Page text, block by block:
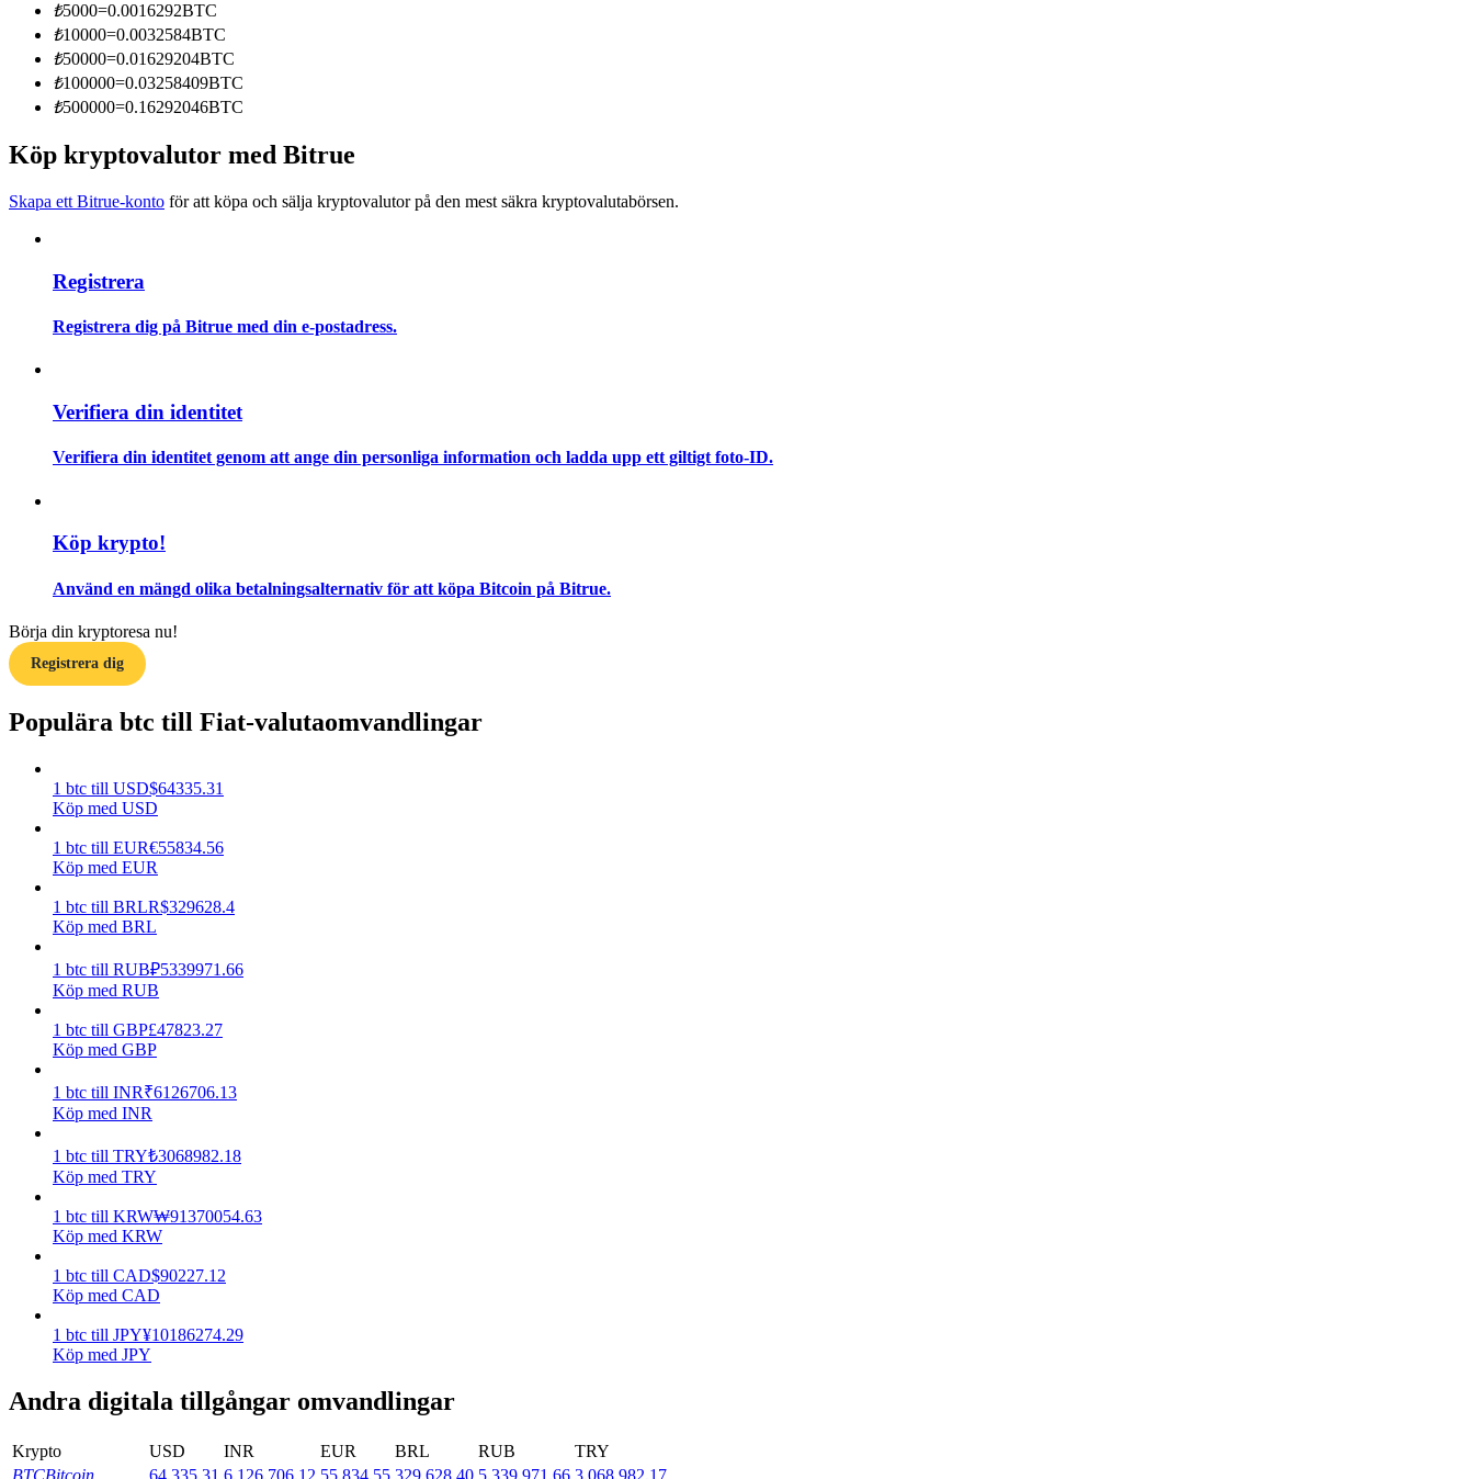
Bli en Copy Trader
Njut av vinstdelning och kopieringshandelsprovisioner
Information
Big data-analys inklusive handelsinformation, etc.
Guide
Futures startguide
Handelsstrategier
Lär dig hur du håller dig lönsam
Tjäna konkurrenskraftiga belöningar dagligen
₺5000=0.0016292BTC
₺10000=0.0032584BTC
₺50000=0.01629204BTC
₺100000=0.03258409BTC
₺500000=0.16292046BTC
Köp kryptovalutor med Bitrue
Skapa ett Bitrue-konto för att köpa och sälja kryptovalutor på den mest säkra kryptovalutabörsen.
Registrera
Registrera dig på Bitrue med din e-postadress.
Verifiera din identitet
Verifiera din identitet genom att ange din personliga information och ladda upp ett giltigt foto-ID.
Köp krypto!
Använd en mängd olika betalningsalternativ för att köpa Bitcoin på Bitrue.
Börja din kryptoresa nu!
Registrera dig
Populära btc till Fiat-valutaomvandlingar
1 btc till USD$64335.31
Köp med USD
1 btc till EUR€55834.56
Köp med EUR
1 btc till BRLR$329628.4
Köp med BRL
1 btc till RUB₽5339971.66
Köp med RUB
1 btc till GBP£47823.27
Köp med GBP
1 btc till INR₹6126706.13
Köp med INR
1 btc till TRY₺3068982.18
Köp med TRY
1 btc till KRW₩91370054.63
Köp med KRW
1 btc till CAD$90227.12
Köp med CAD
1 btc till JPY¥10186274.29
Köp med JPY
Andra digitala tillgångar omvandlingar
Krypto USD INR EUR BRL RUB
TRY
BTCBitcoin 64,335.31 6,126,706.12 55,834.55 329,628.40 5,339,971.66 3,068,982.17